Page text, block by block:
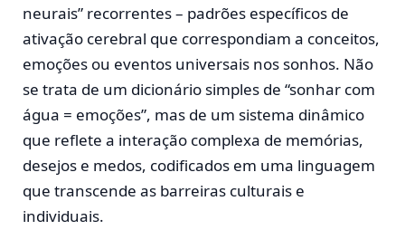
neurais” recorrentes – padrões específicos de
ativação cerebral que correspondiam a conceitos,
emoções ou eventos universais nos sonhos. Não
se trata de um dicionário simples de “sonhar com
água = emoções”, mas de um sistema dinâmico
que reflete a interação complexa de memórias,
desejos e medos, codificados em uma linguagem
que transcende as barreiras culturais e
individuais.